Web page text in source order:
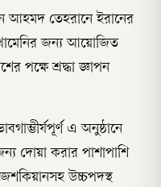
আহমদ তেহরানে ইরানের
জন্য আয়োজিত
পক্ষে শ্রদ্ধা জ্ঞাপন
এ অনুষ্ঠানে
দোয়া করার পাশাপাশি
উচ্চপদস্থ